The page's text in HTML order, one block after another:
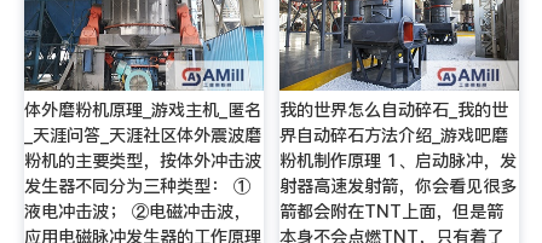
体外磨粉机原理_游戏主机_匿名
_天涯问答_天涯社区体外震波磨
粉机的主要类型，按体外冲击波
发生器不同分为三种类型： ①
液电冲击波； ②电磁冲击波，
应用电磁脉冲发生器的工作原理
我的世界怎么自动碎石_我的世
界自动碎石方法介绍_游戏吧磨
粉机制作原理 1、启动脉冲，发
射器高速发射箭，你会看见很多
箭都会附在TNT上面，但是箭
本身不会点燃TNT，只有着了